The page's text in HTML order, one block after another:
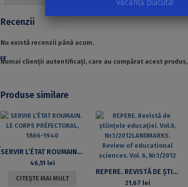
Recenzii
Nu există recenzii până acum.
Numai clienții autentificați, care au cumpărat acest
Produse similare
SERVIR L’ÉTAT ROUMAIN. LE CORPS PRÉFECTORAL, 1866-1940
46,51 lei
CITEȘTE MAI MULT
REPERE. REVISTĂ DE ȘTIINȚELE EDUCAȚIEI. VOL.6, NR.1/2012LANDMARKS. REVIEW OF EDUCATIONAL SCIENCES. VOL. 6, NR.1/2012
21,67 lei
vacanță plăcută!